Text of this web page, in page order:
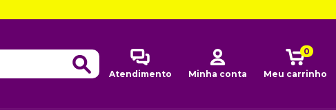
Atendimento Minha conta Meu carrinho
0